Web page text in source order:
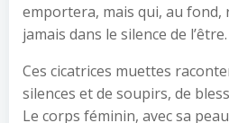
emportera, mais qui, au fond,
jamais dans le silence de l’être.
Ces cicatrices muettes
silences et de soupirs, de
Le corps féminin, avec sa